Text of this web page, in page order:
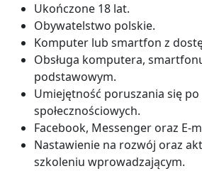
Ukończone 18 lat.
Obywatelstwo polskie.
Komputer lub smartfon z
Obsługa komputera,
podstawowym.
Umiejętność poruszania się
społecznościowych.
Facebook, Messenger oraz E-
Nastawienie na rozwój oraz
szkoleniu wprowadzającym.